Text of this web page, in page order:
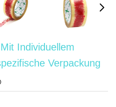
Individuellem
Verpackung